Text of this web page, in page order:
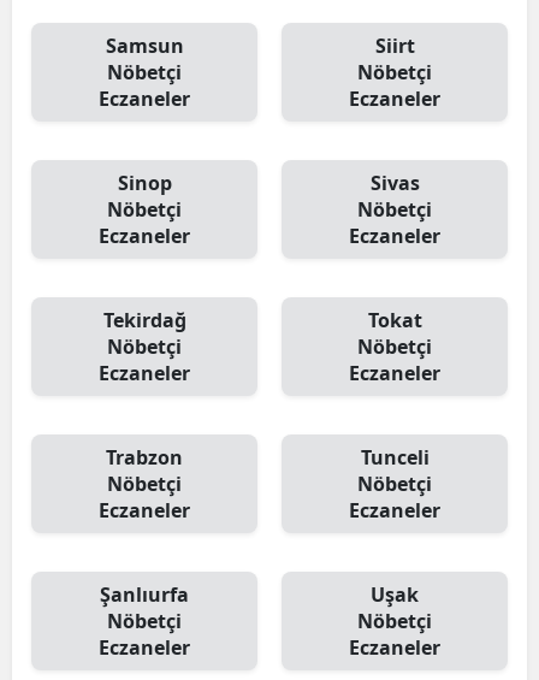
Samsun
Nöbetçi
Eczaneler
Siirt
Nöbetçi
Eczaneler
Sinop
Nöbetçi
Eczaneler
Sivas
Nöbetçi
Eczaneler
Tekirdağ
Nöbetçi
Eczaneler
Tokat
Nöbetçi
Eczaneler
Trabzon
Nöbetçi
Eczaneler
Tunceli
Nöbetçi
Eczaneler
Şanlıurfa
Nöbetçi
Eczaneler
Uşak
Nöbetçi
Eczaneler